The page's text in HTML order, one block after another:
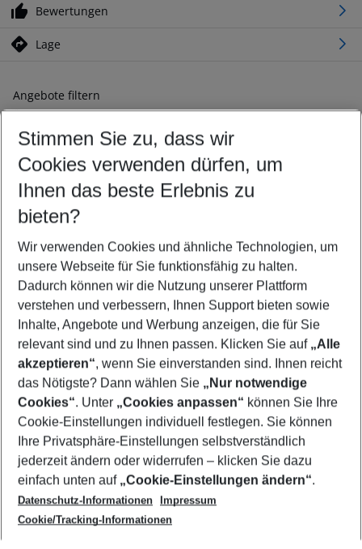
Bewertungen
Lage
Angebote filtern
Ändern Sie Ihre Kriterien nach Ihren Wünschen
Abflughafen wählen
Beliebiger Abflughafen
Reisezeitraum wählen
09.08.26– 07.08.27 5-8 Nächte
2 Erwachsene Keine Kinder
Mehr Filter anzeigen
Footer
Footer navigation
Über uns
AGB
Cookie-Einstellungen ändern
Cookie-Richtlinie
Datenschutz
Service & Hilfe
Barrierefreies Reisen
Check-in
Folgen Sie uns
Stimmen Sie zu, dass wir
Cookies verwenden dürfen, um
Ihnen das beste Erlebnis zu
bieten?
Wir verwenden Cookies und ähnliche Technologien, um
unsere Webseite für Sie funktionsfähig zu halten.
Dadurch können wir die Nutzung unserer Plattform
verstehen und verbessern, Ihnen Support bieten sowie
Inhalte, Angebote und Werbung anzeigen, die für Sie
relevant sind und zu Ihnen passen. Klicken Sie auf „Alle
akzeptieren“, wenn Sie einverstanden sind. Ihnen reicht
das Nötigste? Dann wählen Sie „Nur notwendige
Cookies“. Unter „Cookies anpassen“ können Sie Ihre
Cookie-Einstellungen individuell festlegen. Sie können
Ihre Privatsphäre-Einstellungen selbstverständlich
jederzeit ändern oder widerrufen – klicken Sie dazu
einfach unten auf „Cookie-Einstellungen ändern“.
Datenschutz-Informationen
Impressum
Cookie/Tracking-Informationen